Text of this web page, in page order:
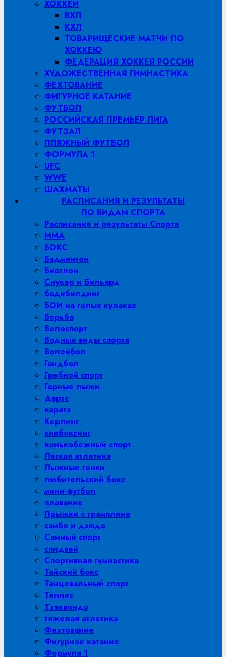
ХОККЕЙ
ВХЛ
КХЛ
ТОВАРИЩЕСКИЕ МАТЧИ ПО
ХОККЕЮ
ФЕДЕРАЦИЯ ХОККЕЯ РОССИИ
ХУДОЖЕСТВЕННАЯ ГИМНАСТИКА
ФЕХТОВАНИЕ
ФИГУРНОЕ КАТАНИЕ
ФУТБОЛ
РОССИЙСКАЯ ПРЕМЬЕР ЛИГА
ФУТЗАЛ
ПЛЯЖНЫЙ ФУТБОЛ
ФОРМУЛА 1
UFC
WWE
ШАХМАТЫ
РАСПИСАНИЯ И РЕЗУЛЬТАТЫ
ПО ВИДАМ СПОРТА
Расписание и результаты Спорта
MMA
БОКС
Бадминтон
Биатлон
Снукер и Бильярд
бодибилдинг
БОИ на голых кулаках
Борьба
Велоспорт
Водные виды спорта
Волейбол
Гандбол
Гребной спорт
Горные лыжи
Дартс
каратэ
Керлинг
кикбоксинг
конькобежный спорт
Легкая атлетика
Лыжные гонки
любительский бокс
мини-футбол
плавание
Прыжки с трамплина
самбо и дзюдо
Санный спорт
спидвей
Спортивная гимнастика
Тайский бокс
Танцевальный спорт
Теннис
Тхэквондо
тяжелая атлетика
Фехтование
Фигурное катание
Формула 1